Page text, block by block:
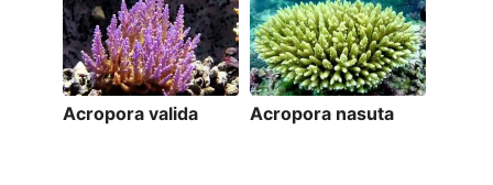
Acropora valida Acropora nasuta